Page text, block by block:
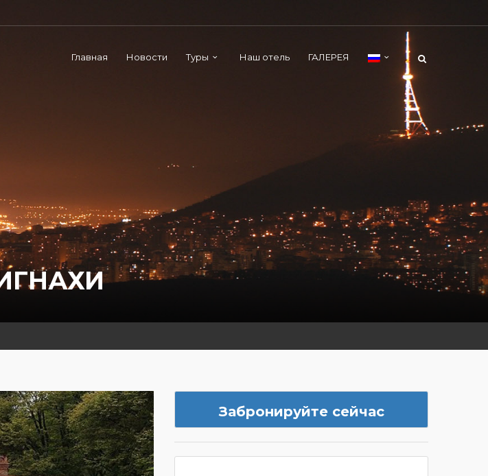
Главная Новости Туры Наш отель ГАЛЕРЕЯ
Забронируйте сейчас